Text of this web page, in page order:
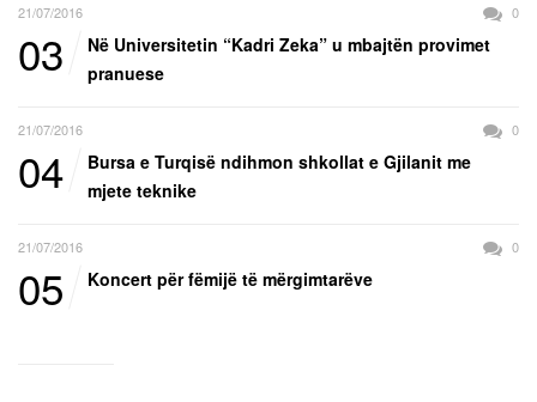
21/07/2016 0
03
Në Universitetin “Kadri Zeka” u mbajtën provimet
pranuese
21/07/2016 0
04
Bursa e Turqisë ndihmon shkollat e Gjilanit me
mjete teknike
21/07/2016 0
05 Koncert për fëmijë të mërgimtarëve